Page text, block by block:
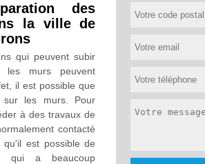
des
la ville de
qui peuvent subir
les murs peuvent
il est possible que
sur les murs. Pour
à des travaux de
contacté
est possible de
qui a beaucoup